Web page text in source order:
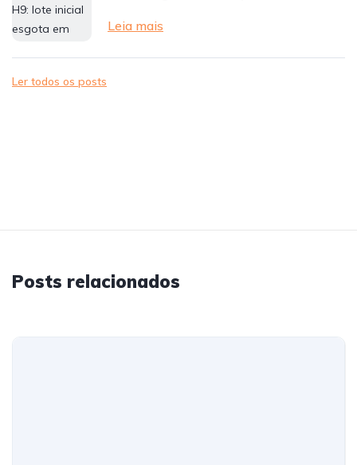
Leia mais
Ler todos os posts
Posts relacionados